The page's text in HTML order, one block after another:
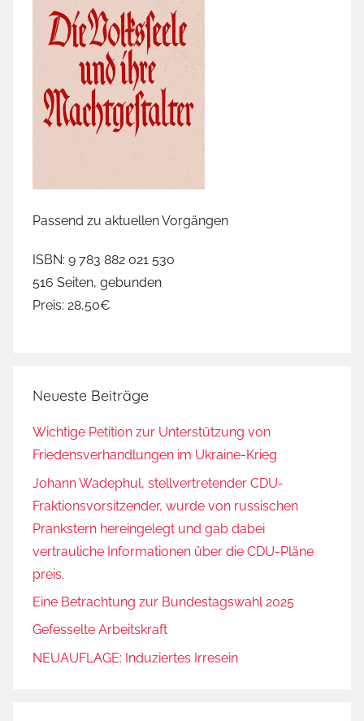
Passend zu aktuellen Vorgängen
ISBN: 9 783 882 021 530
516 Seiten, gebunden
Preis: 28,50€
Neueste Beiträge
Wichtige Petition zur Unterstützung von
Friedensverhandlungen im Ukraine-Krieg
Johann Wadephul, stellvertretender CDU-
Fraktionsvorsitzender, wurde von russischen
Prankstern hereingelegt und gab dabei
vertrauliche Informationen über die CDU-Pläne
preis.
Eine Betrachtung zur Bundestagswahl 2025
Gefesselte Arbeitskraft
NEUAUFLAGE: Induziertes Irresein